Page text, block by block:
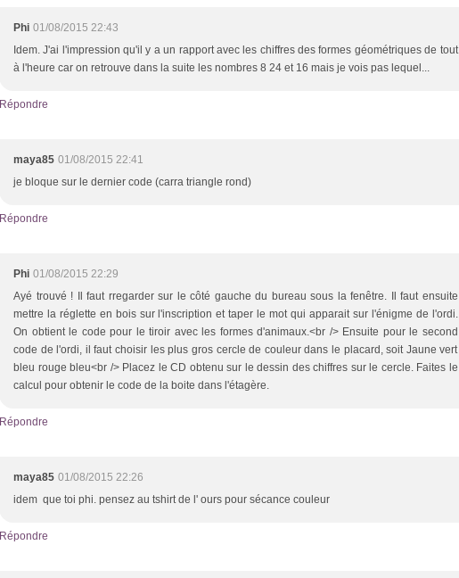
Phi 01/08/2015 22:43
Idem. J'ai l'impression qu'il y a un rapport avec les chiffres des formes géométriques de tout
à l'heure car on retrouve dans la suite les nombres 8 24 et 16 mais je vois pas lequel...
Répondre
maya85 01/08/2015 22:41
je bloque sur le dernier code (carra triangle rond)
Répondre
Phi 01/08/2015 22:29
Ayé trouvé ! Il faut rregarder sur le côté gauche du bureau sous la fenêtre. Il faut ensuite
mettre la réglette en bois sur l'inscription et taper le mot qui apparait sur l'énigme de l'ordi.
On obtient le code pour le tiroir avec les formes d'animaux.<br /> Ensuite pour le second
code de l'ordi, il faut choisir les plus gros cercle de couleur dans le placard, soit Jaune vert
bleu rouge bleu<br /> Placez le CD obtenu sur le dessin des chiffres sur le cercle. Faites le
calcul pour obtenir le code de la boite dans l'étagère.
Répondre
maya85 01/08/2015 22:26
idem que toi phi. pensez au tshirt de l' ours pour sécance couleur
Répondre